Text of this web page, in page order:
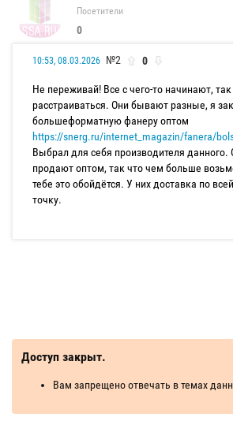
Посетители
0
10:53, 08.03.2026 №2 0
Не переживай! Все с чего-то начинают, так
расстраиваться. Они бывают разные, я
большеформатную фанеру оптом
https://snerg.ru/internet_magazin/fanera/
Выбрал для себя производителя данного.
продают оптом, так что чем больше
тебе это обойдётся. У них доставка по
точку.
Доступ закрыт.
Вам запрещено отвечать в темах